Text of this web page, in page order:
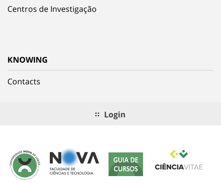
Centros de Investigação
KNOWING
Contacts
Login